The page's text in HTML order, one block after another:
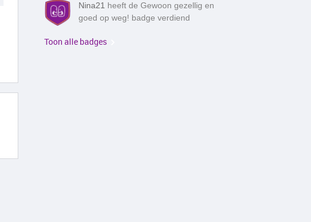
Nina21 heeft de Gewoon gezellig en
goed op weg! badge verdiend
Toon alle badges